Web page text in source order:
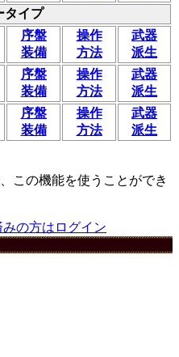
タイプ
序盤
装備
操作
方法
武器
派生
序盤
装備
操作
方法
武器
派生
序盤
装備
操作
方法
武器
派生
この機能を使うことができ
みの方はログイン